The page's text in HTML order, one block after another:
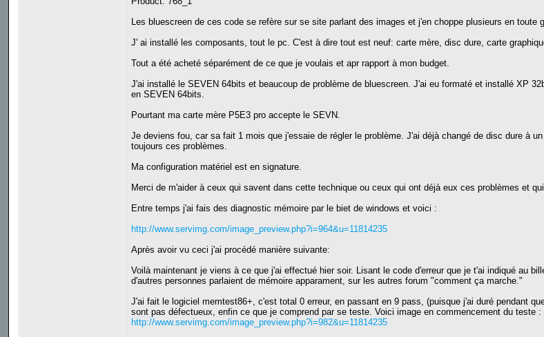
Les bluescreen de ces code se refère sur se site parlant des images et j'en choppe plusieurs en toute
J' ai installé les composants, tout le pc. C'est à dire tout est neuf: carte mère, disc dure, carte
Tout a été acheté séparément de ce que je voulais et apr rapport à mon budget.
J'ai installé le SEVEN 64bits et beaucoup de problème de bluescreen. J'ai eu formaté et installé XP
en SEVEN 64bits.
Pourtant ma carte mère P5E3 pro accepte le SEVN.
Je deviens fou, car sa fait 1 mois que j'essaie de régler le problème. J'ai déjà changé de disc dure à
toujours ces problèmes.
Ma configuration matériel est en signature.
Merci de m'aider à ceux qui savent dans cette technique ou ceux qui ont déjà eux ces problèmes et
Entre temps j'ai fais des diagnostic mémoire par le biet de windows et voici :
http://www.servimg.com/image_preview.php?i=964&u=11814235
Après avoir vu ceci j'ai procédé manière suivante:
Voilà maintenant je viens à ce que j'ai effectué hier soir. Lisant le code d'erreur que je t'ai indiqué au
d'autres personnes parlaient de mémoire apparament, sur les autres forum "comment ça marche."
J'ai fait le logiciel memtest86+, c'est total 0 erreur, en passant en 9 pass, (puisque j'ai duré pendant
sont pas défectueux, enfin ce que je comprend par se teste. Voici image en commencement du teste :
http://www.servimg.com/image_preview.php?i=982&u=11814235